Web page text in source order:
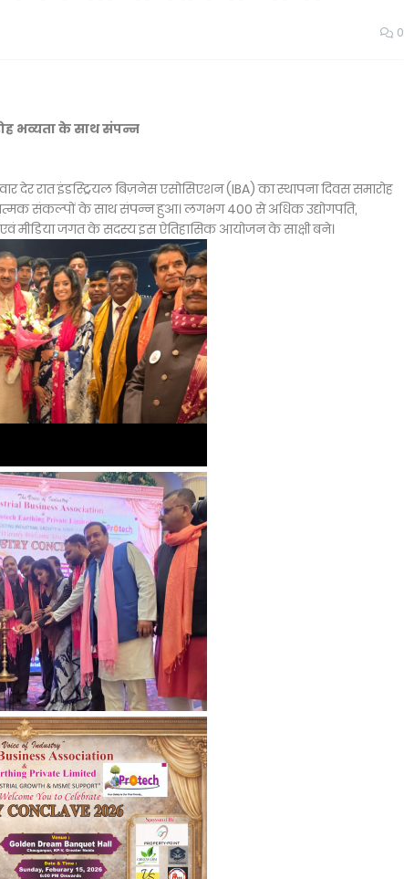
0
भव्यता के साथ संपन्न
देर रात इंडस्ट्रियल बिज़नेस एसोसिएशन (IBA) का स्थापना दिवस समारोह
संकल्पों के साथ संपन्न हुआ। लगभग 400 से अधिक उद्योगपति,
मीडिया जगत के सदस्य इस ऐतिहासिक आयोजन के साक्षी बने।